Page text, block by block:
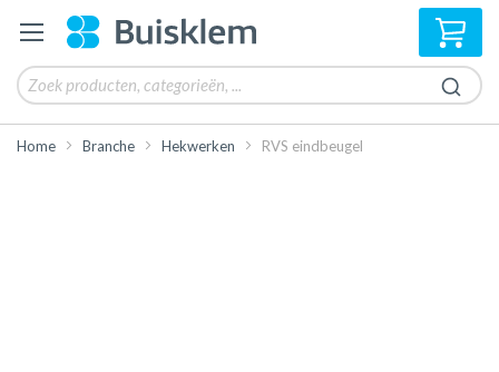
Home Branche Hekwerken RVS eindbeugel